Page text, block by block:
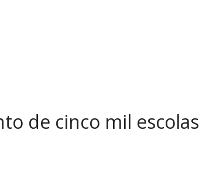
de cinco mil escolas